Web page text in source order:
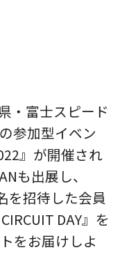
・富士スピード
参加型イベン
』が開催され
も出展し、
を招待した会員
DAY』を
をお届けしよ